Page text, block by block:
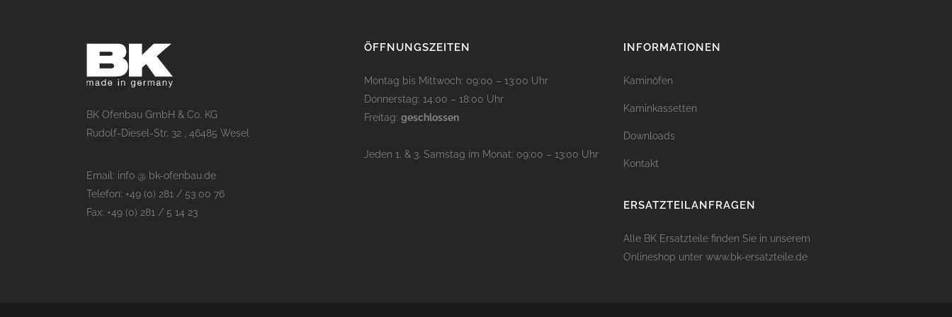
BK Ofenbau GmbH & Co. KG
Rudolf-Diesel-Str. 32 , 46485 Wesel
Email: info @ bk-ofenbau.de
Telefon: +49 (0) 281 / 53 00 76
Fax: +49 (0) 281 / 5 14 23
ÖFFNUNGSZEITEN
Montag bis Mittwoch: 09:00 – 13:00 Uhr
Donnerstag: 14:00 – 18:00 Uhr
Freitag: geschlossen
Jeden 1. & 3. Samstag im Monat: 09:00 – 13:00 Uhr
INFORMATIONEN
Kaminöfen
Kaminkassetten
Downloads
Kontakt
ERSATZTEILANFRAGEN
Alle BK Ersatzteile finden Sie in unserem
Onlineshop unterwww.bk-ersatzteile.de